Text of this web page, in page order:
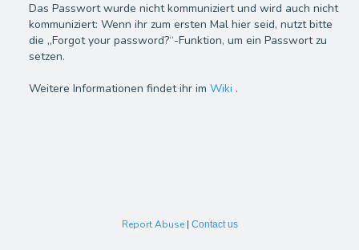
Das Passwort wurde nicht kommuniziert und wird auch nicht
kommuniziert: Wenn ihr zum ersten Mal hier seid, nutzt bitte
die „Forgot your password?“-Funktion, um ein Passwort zu
setzen.
Weitere Informationen findet ihr imWiki .
Report Abuse | Contact us